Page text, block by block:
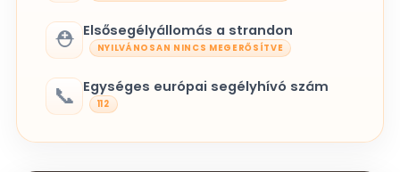
⛑️ Elsősegélyállomás a strandon
NYILVÁNOSAN NINCS MEGERŐSÍTVE
📞 Egységes európai segélyhívó szám
112